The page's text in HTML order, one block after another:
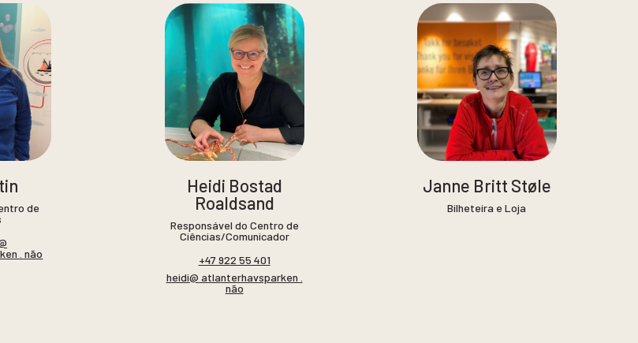
de
. não
Heidi Bostad
Roaldsand
Responsável do Centro de
Ciências/Comunicador
+47 922 55 401
heidi@ atlanterhavsparken .
não
Janne Britt Støle
Bilheteira e Loja